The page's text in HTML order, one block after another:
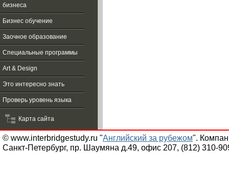
бизнеса
Бизнес обучение
Заочное образование
Специальные программы
Art & Design
Это интересно знать
Проверь уровень языка
Карта сайта
© www.interbridgestudy.ru "Английский за рубежом".
Санкт-Петербург, пр. Шаумяна д.49, офис 207, (812) 310-